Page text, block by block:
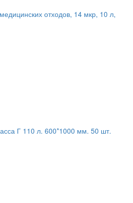
отходов, 14 мкр, 10 л,
Г 110 л. 600*1000 мм. 50 шт.